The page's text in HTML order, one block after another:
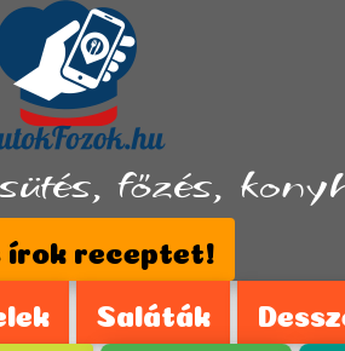
főzés,
írok receptet!
Saláták